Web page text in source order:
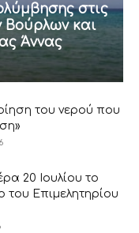
στις
Βούρλων και
Άννας
του νερού που
20 Ιουλίου το
του Επιμελητηρίου